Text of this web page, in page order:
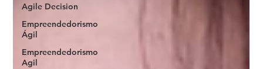
Agile Decision
Empreendedorismo
Ágil
Empreendedorismo
Agil